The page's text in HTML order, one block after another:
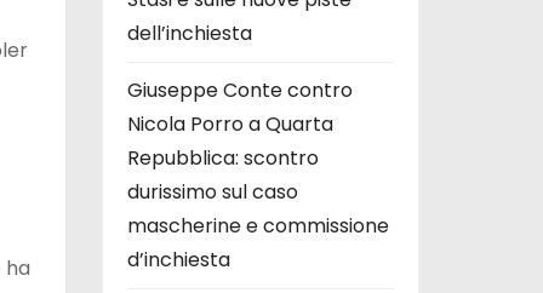
ha
dell’inchiesta
Giuseppe Conte contro
Nicola Porro a Quarta
Repubblica: scontro
durissimo sul caso
mascherine e commissione
d’inchiesta